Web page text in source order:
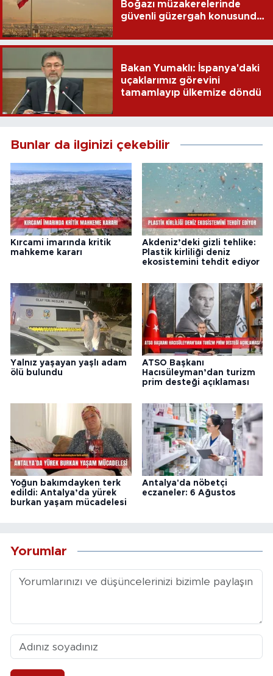
Boğazı müzakerelerinde
güvenli güzergah konusunda
Bakan Yumaklı: İspanya'daki
uçaklarımız görevini
tamamlayıp ülkemize döndü
Bunlar da ilginizi çekebilir
Kırcami imarında kritik
mahkeme kararı
Akdeniz’deki gizli tehlike:
Plastik kirliliği deniz
ekosistemini tehdit ediyor
Yalnız yaşayan yaşlı adam
ölü bulundu
ATSO Başkanı
Hacısüleyman’dan turizm
prim desteği açıklaması
Yoğun bakımdayken terk
edildi: Antalya’da yürek
burkan yaşam mücadelesi
Antalya'da nöbetçi
eczaneler: 6 Ağustos
Yorumlar